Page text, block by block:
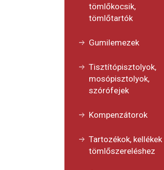
tömlőkocsik,
tömlőtartók
Gumilemezek
Tisztítópisztolyok,
mosópisztolyok,
szórófejek
Kompenzátorok
Tartozékok, kellékek
tömlőszereléshez